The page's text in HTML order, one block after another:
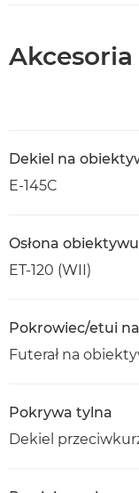
Akcesoria
Dekiel na
E-145C
Osłona obiektywu
ET-120 (WII)
Pokrowiec/etui
Futerał na
Pokrywa tylna
Dekiel